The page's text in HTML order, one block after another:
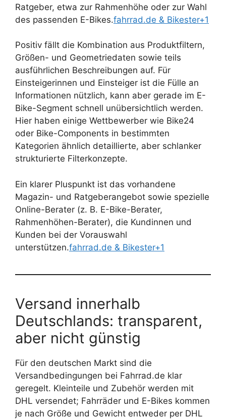
Ratgeber, etwa zur Rahmenhöhe oder zur Wahl
des passenden E-Bikes.fahrrad.de & Bikester+1
Positiv fällt die Kombination aus Produktfiltern,
Größen- und Geometriedaten sowie teils
ausführlichen Beschreibungen auf. Für
Einsteigerinnen und Einsteiger ist die Fülle an
Informationen nützlich, kann aber gerade im E-
Bike-Segment schnell unübersichtlich werden.
Hier haben einige Wettbewerber wie Bike24
oder Bike-Components in bestimmten
Kategorien ähnlich detaillierte, aber schlanker
strukturierte Filterkonzepte.
Ein klarer Pluspunkt ist das vorhandene
Magazin- und Ratgeberangebot sowie spezielle
Online-Berater (z. B. E-Bike-Berater,
Rahmenhöhen-Berater), die Kundinnen und
Kunden bei der Vorauswahl
unterstützen.fahrrad.de & Bikester+1
Versand innerhalb
Deutschlands: transparent,
aber nicht günstig
Für den deutschen Markt sind die
Versandbedingungen bei Fahrrad.de klar
geregelt. Kleinteile und Zubehör werden mit
DHL versendet; Fahrräder und E-Bikes kommen
je nach Größe und Gewicht entweder per DHL